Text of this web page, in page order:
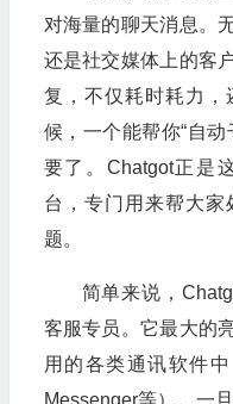
对海量的聊天消息。
还是社交媒体上的客
复，不仅耗时耗力
候，一个能帮你“自
要了。Chatgot正是
台，专门用来帮大
题。
简单来说，
客服专员。它最大的
用的各类通讯软件
Messenger等）。一